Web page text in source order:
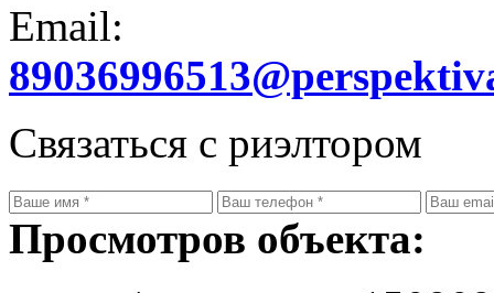
Email:
Связаться с риэлтором
Просмотров объекта: